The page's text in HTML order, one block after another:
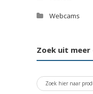
Webcams
Zoek uit meer